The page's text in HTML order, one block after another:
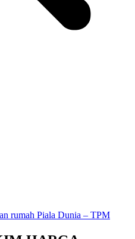
rumah Piala Dunia – TPM